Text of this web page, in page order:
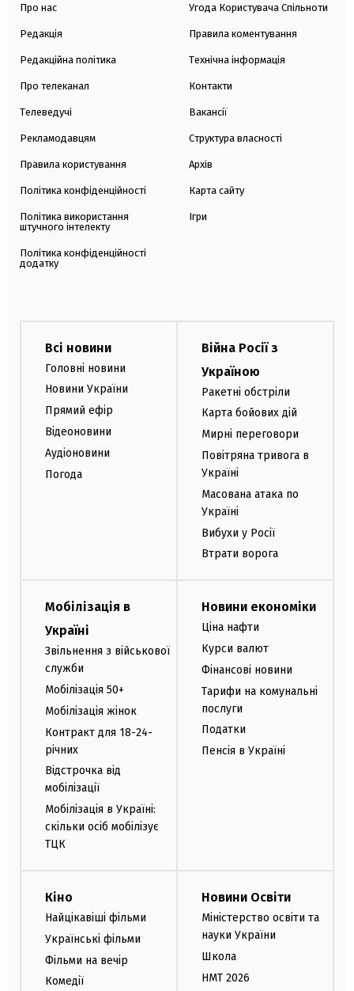
Про нас
Редакція
Редакційна політика
Про телеканал
Телеведучі
Рекламодавцям
Правила користування
Політика конфіденційності
Політика використання
штучного інтелекту
Політика конфіденційності
додатку
Угода Користувача Спільноти
Правила коментування
Технічна інформація
Контакти
Вакансії
Структура власності
Архів
Карта сайту
Ігри
Всі новини
Головні новини
Новини України
Прямий ефір
Відеоновини
Аудіоновини
Погода
Війна Росії з
Україною
Ракетні обстріли
Карта бойових дій
Мирні переговори
Повітряна тривога в
Україні
Масована атака по
Україні
Вибухи у Росії
Втрати ворога
Мобілізація в
Україні
Звільнення з військової
служби
Мобілізація 50+
Мобілізація жінок
Контракт для 18-24-
річних
Відстрочка від
мобілізації
Мобілізація в Україні:
скільки осіб мобілізує
ТЦК
Новини економіки
Ціна нафти
Курси валют
Фінансові новини
Тарифи на комунальні
послуги
Податки
Пенсія в Україні
Кіно
Найцікавіші фільми
Українські фільми
Фільми на вечір
Комедії
Новини Освіти
Міністерство освіти та
науки України
Школа
НМТ 2026